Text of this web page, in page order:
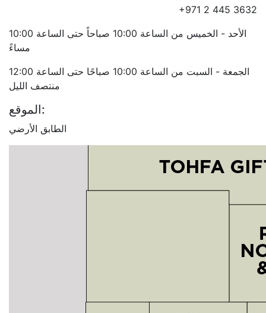
+971 2 445 3632
الأحد - الخميس من الساعة 10:00 صباحاً حتى الساعة 10:00
مساءً
الجمعة - السبت من الساعة 10:00 صباحًا حتى الساعة 12:00
منتصف الليل
الموقع:
الطابق الأرضي